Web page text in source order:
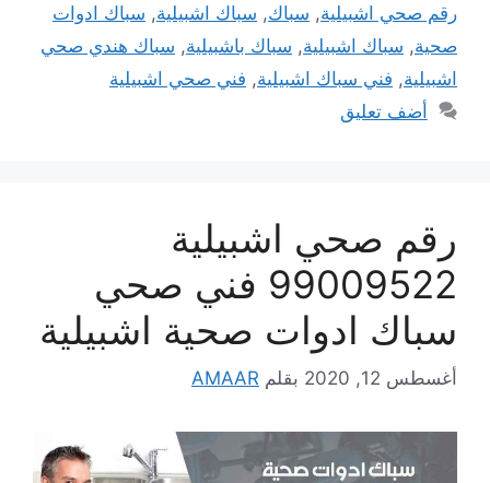
رقم صحي اشبيلية, سباك, سباك اشبيلية, سباك ادوات
صحية, سباك اشبيلية, سباك باشبيلية, سباك هندي صحي
اشبيلية, فني سباك اشبيلية, فني صحي اشبيلية
أضف تعليق
رقم صحي اشبيلية
99009522 فني صحي
سباك ادوات صحية اشبيلية
أغسطس 12, 2020 بقلم AMAAR